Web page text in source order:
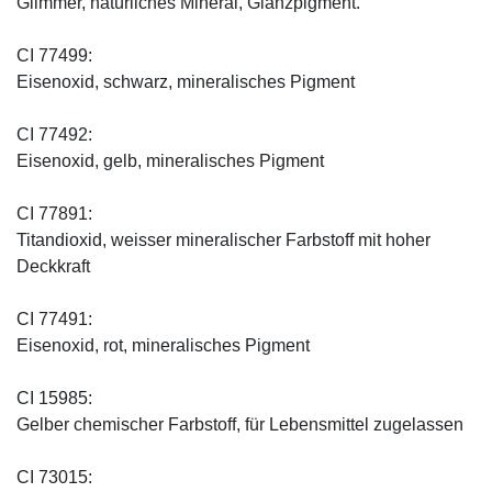
CI 77499:
Eisenoxid, schwarz, mineralisches Pigment
CI 77492:
Eisenoxid, gelb, mineralisches Pigment
CI 77891:
Titandioxid, weisser mineralischer Farbstoff mit hoher
Deckkraft
CI 77491:
Eisenoxid, rot, mineralisches Pigment
CI 15985:
Gelber chemischer Farbstoff, für Lebensmittel zugelassen
CI 73015: